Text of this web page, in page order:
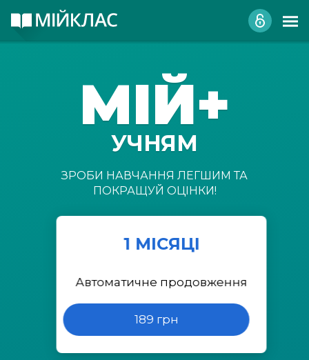
МІЙ+
УЧНЯМ
ЗРОБИ НАВЧАННЯ ЛЕГШИМ ТА
ПОКРАЩУЙ ОЦІНКИ!
1 МІСЯЦІ
Автоматичне продовження
189 грн